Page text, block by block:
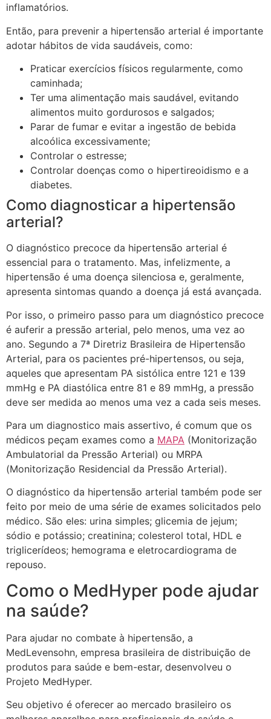
inflamatórios.
Então, para prevenir a hipertensão arterial é importante
adotar hábitos de vida saudáveis, como:
Praticar exercícios físicos regularmente, como
caminhada;
Ter uma alimentação mais saudável, evitando
alimentos muito gordurosos e salgados;
Parar de fumar e evitar a ingestão de bebida
alcoólica excessivamente;
Controlar o estresse;
Controlar doenças como o hipertireoidismo e a
diabetes.
Como diagnosticar a hipertensão
arterial?
O diagnóstico precoce da hipertensão arterial é
essencial para o tratamento. Mas, infelizmente, a
hipertensão é uma doença silenciosa e, geralmente,
apresenta sintomas quando a doença já está avançada.
Por isso, o primeiro passo para um diagnóstico precoce
é auferir a pressão arterial, pelo menos, uma vez ao
ano. Segundo a 7ª Diretriz Brasileira de Hipertensão
Arterial, para os pacientes pré-hipertensos, ou seja,
aqueles que apresentam PA sistólica entre 121 e 139
mmHg e PA diastólica entre 81 e 89 mmHg, a pressão
deve ser medida ao menos uma vez a cada seis meses.
Para um diagnostico mais assertivo, é comum que os
médicos peçam exames como a MAPA (Monitorização
Ambulatorial da Pressão Arterial) ou MRPA
(Monitorização Residencial da Pressão Arterial).
O diagnóstico da hipertensão arterial também pode ser
feito por meio de uma série de exames solicitados pelo
médico. São eles: urina simples; glicemia de jejum;
sódio e potássio; creatinina; colesterol total, HDL e
triglicerídeos; hemograma e eletrocardiograma de
repouso.
Como o MedHyper pode ajudar
na saúde?
Para ajudar no combate à hipertensão, a
MedLevensohn, empresa brasileira de distribuição de
produtos para saúde e bem-estar, desenvolveu o
Projeto MedHyper.
Seu objetivo é oferecer ao mercado brasileiro os